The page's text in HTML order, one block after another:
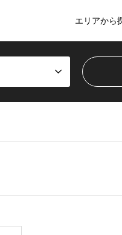
エリアから